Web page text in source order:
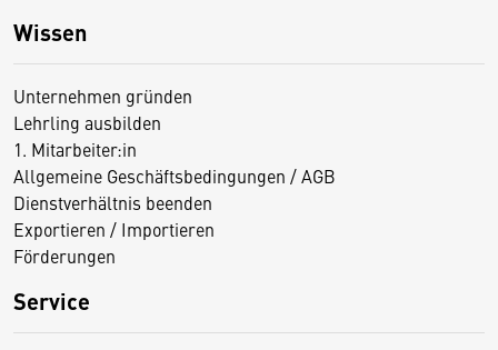
Wissen
Unternehmen gründen
Lehrling ausbilden
1. Mitarbeiter:in
Allgemeine Geschäftsbedingungen / AGB
Dienstverhältnis beenden
Exportieren / Importieren
Förderungen
Service